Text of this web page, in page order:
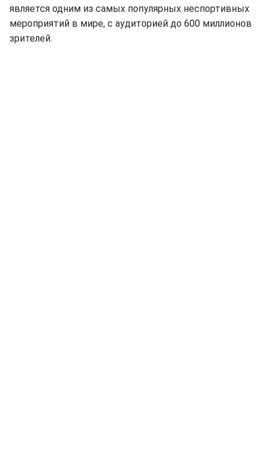
является одним из самых популярных неспортивных
мероприятий в мире, с аудиторией до 600 миллионов
зрителей.